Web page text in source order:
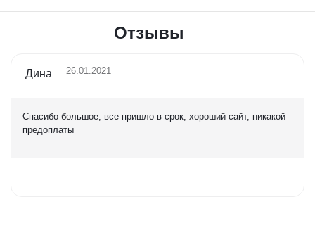
Отзывы
Дина 26.01.2021
Спасибо большое, все пришло в срок, хороший сайт, никакой
предоплаты